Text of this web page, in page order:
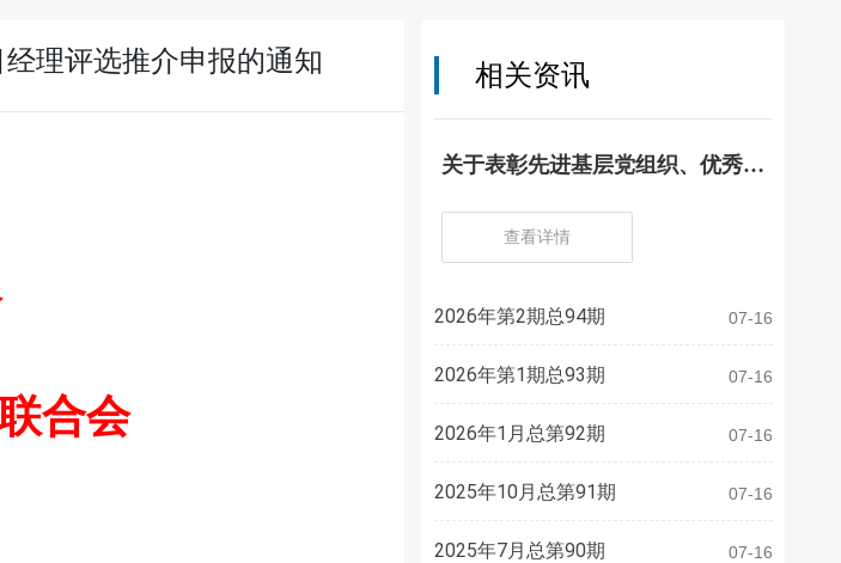
理评选推介申报的通知
合会
相关资讯
关于表彰先进基层党组织、优秀党
查看详情
2026年第2期总94期 07-16
2026年第1期总93期 07-16
2026年1月总第92期 07-16
2025年10月总第91期 07-16
2025年7月总第90期 07-16